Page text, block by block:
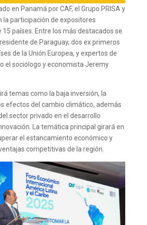
en Panamá por CAF, el Grupo PRISA y
la participación de expositores
países. Entre los más destacados se
de Paraguay, dos ex primeros
de la Unión Europea, y expertos de
el sociólogo y economista Jeremy
temas como la baja inversión, la
efectos del cambio climático, además
sector privado en el desarrollo
La temática principal girará en
el estancamiento económico y
competitivas de la región.